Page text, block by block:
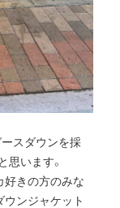
スダウンを採
思います。
好きの方のみな
ウンジャケット